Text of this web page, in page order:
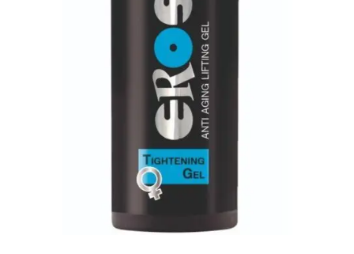
AÑADIR AL
CARRITO